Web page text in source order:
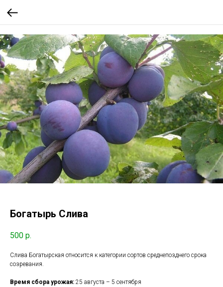
Богатырь Слива
500 р.
Слива Богатырская относится к категории сортов среднепозднего срока
созревания.
Время сбора урожая: 25 августа – 5 сентября